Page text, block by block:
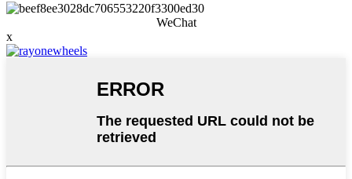
WeChat
x